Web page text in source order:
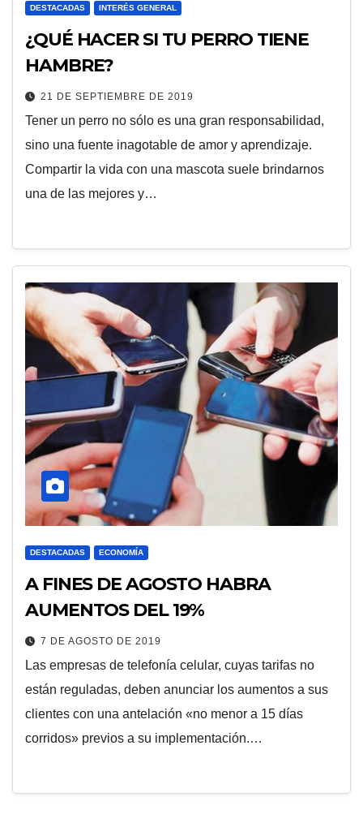
DESTACADAS INTERÉS GENERAL
¿QUÉ HACER SI TU PERRO TIENE
HAMBRE?
21 DE SEPTIEMBRE DE 2019
Tener un perro no sólo es una gran responsabilidad,
sino una fuente inagotable de amor y aprendizaje.
Compartir la vida con una mascota suele brindarnos
una de las mejores y…
DESTACADAS ECONOMÍA
A FINES DE AGOSTO HABRA
AUMENTOS DEL 19%
7 DE AGOSTO DE 2019
Las empresas de telefonía celular, cuyas tarifas no
están reguladas, deben anunciar los aumentos a sus
clientes con una antelación «no menor a 15 días
corridos» previos a su implementación.…